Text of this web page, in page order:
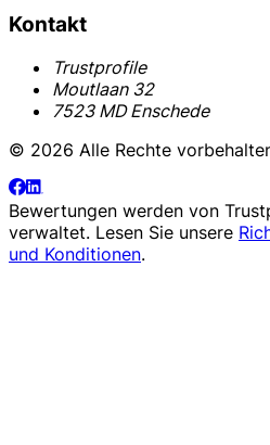
Kontakt
Trustprofile
Moutlaan 32
7523 MD Enschede
© 2026 Alle Rechte
Bewertungen werden von
verwaltet. Lesen Sie unsere
und Konditionen.